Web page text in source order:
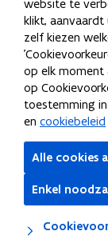
Lambert 2008
"enter"
gebruik
"escape"
knop
om
suggestiebox
sluiten.
website te
klikt, aanvaardt
zelf kiezen
op elk moment
op
toestemming
en cookiebeleid
Alle cookies
Enkel